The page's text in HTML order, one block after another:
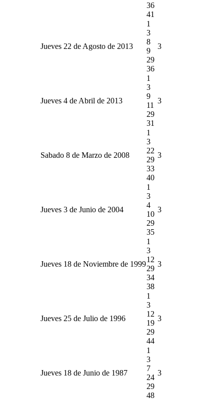
36
41
Jueves 22 de Agosto de 2013
1
3
8
9
29
36
3
Jueves 4 de Abril de 2013
1
3
9
11
29
31
3
Sabado 8 de Marzo de 2008
1
3
22
29
33
40
3
Jueves 3 de Junio de 2004
1
3
4
10
29
35
3
Jueves 18 de Noviembre de 1999
1
3
12
29
34
38
3
Jueves 25 de Julio de 1996
1
3
12
19
29
44
3
Jueves 18 de Junio de 1987
1
3
7
24
29
48
3